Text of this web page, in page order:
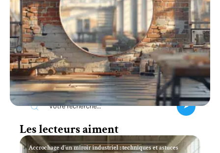
Recherche
Les lecteurs aiment
Accrochage d’un miroir industriel : techniques et astuces